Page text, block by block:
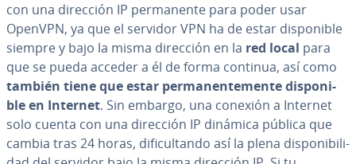
con una dirección IP pe­r­ma­ne­n­te para poder usar
OpenVPN, ya que el servidor VPN ha de estar di­s­po­ni­ble
siempre y bajo la misma dirección en la red local para
que se pueda acceder a él de forma continua, así como
también tiene que estar pe­r­ma­ne­n­te­me­n­te di­s­po­ni­
ble en Internet. Sin embargo, una conexión a Internet
solo cuenta con una dirección IP dinámica pública que
cambia tras 24 horas, di­fi­cu­l­ta­n­do así la plena di­s­po­ni­bi­li­